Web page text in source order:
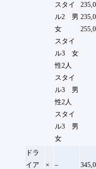
スタイ
ル2 男
女
スタイ
ル3 女
性2人
スタイ
ル3 男
性2人
スタイ
ル3 男
女
ドラ
イア
× –